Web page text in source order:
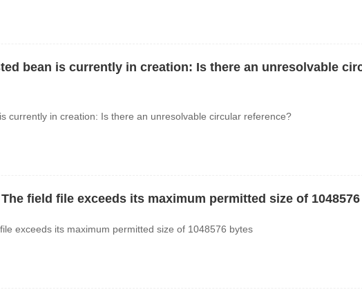
bean is currently in creation: Is there an unresolvable
currently in creation: Is there an unresolvable circular reference?
field file exceeds its maximum permitted size of
exceeds its maximum permitted size of 1048576 bytes